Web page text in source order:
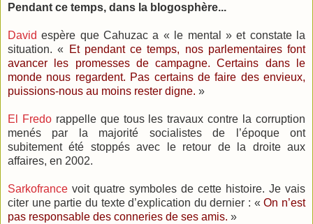
Pendant ce temps, dans la blogosphère...
David espère que Cahuzac a « le mental » et constate la
situation. «
Et pendant ce temps, nos parlementaires font
avancer les promesses de campagne. Certains dans le
monde nous regardent. Pas certains de faire des envieux,
puissions-nous au moins rester digne. »
El Fredorappelle que tous les travaux contre la corruption
menés par la majorité socialistes de l’époque ont
subitement été stoppés avec le retour de la droite aux
affaires, en 2002.
Sarkofrance voit quatre symboles de cette histoire. Je vais
citer une partie du texte d’explication du dernier : «On n’est
pas responsable des conneries de ses amis. »